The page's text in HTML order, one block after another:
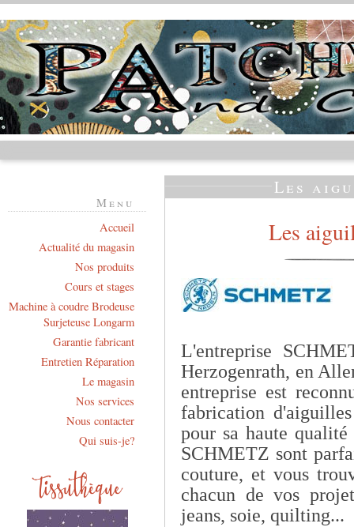
Les
Les
L'entreprise
Herzogenrath, en
entreprise est
fabrication
pour sa haute
SCHMETZ sont
couture, et vous
chacun de vos
jeans, soie, quilting...
Menu
Accueil
Actualité du magasin
Nos produits
Cours et stages
Machine à coudre Brodeuse
Surjeteuse Longarm
Garantie fabricant
Entretien Réparation
Le magasin
Nos services
Nous contacter
Qui suis-je?